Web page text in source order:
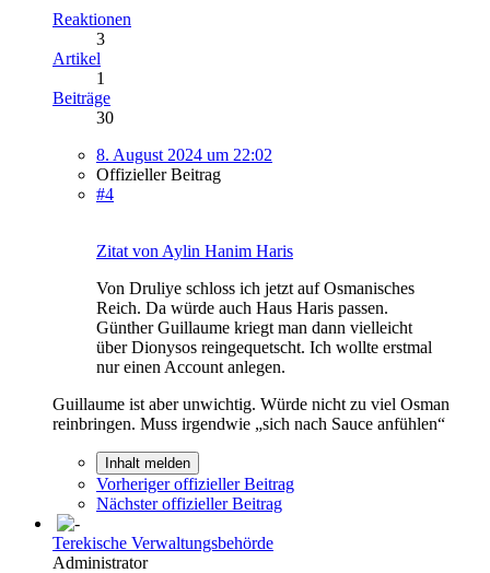
Reaktionen
3
Artikel
1
Beiträge
30
8. August 2024 um 22:02
Offizieller Beitrag
#4
Zitat von Aylin Hanim Haris
Von Druliye schloss ich jetzt auf Osmanisches
Reich. Da würde auch Haus Haris passen.
Günther Guillaume kriegt man dann vielleicht
über Dionysos reingequetscht. Ich wollte erstmal
nur einen Account anlegen.
Guillaume ist aber unwichtig. Würde nicht zu viel Osman
reinbringen. Muss irgendwie „sich nach Sauce anfühlen“
Inhalt melden
Vorheriger offizieller Beitrag
Nächster offizieller Beitrag
Terekische Verwaltungsbehörde
Administrator